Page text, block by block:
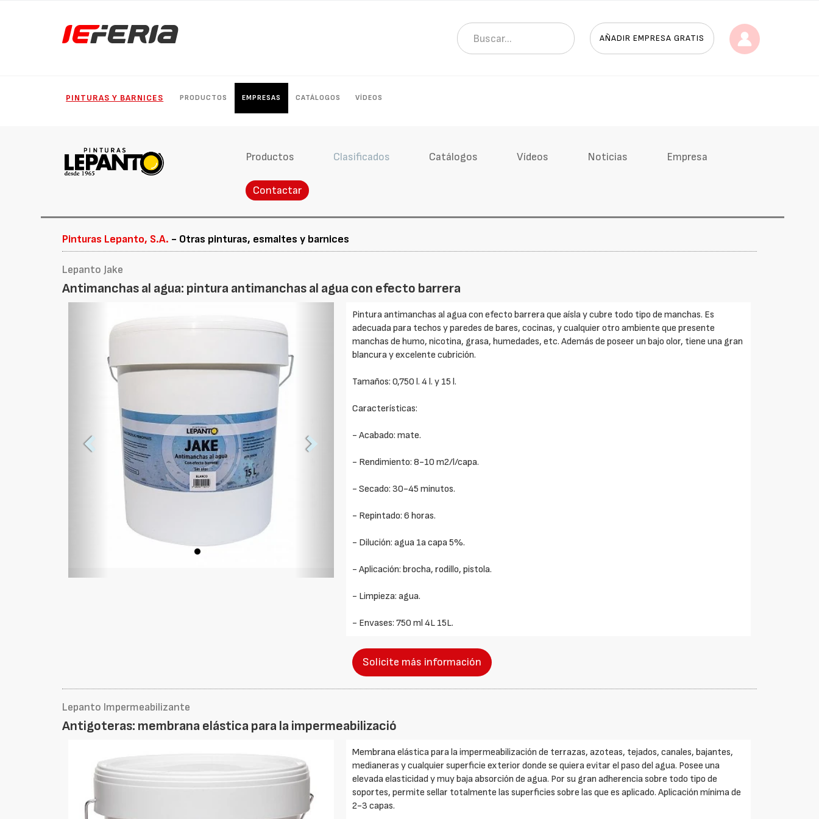
AÑADIR EMPRESA GRATIS
PINTURAS Y BARNICES PRODUCTOS EMPRESAS CATÁLOGOS VÍDEOS
Productos Clasificados Catálogos Vídeos Noticias Empresa
Contactar
Pinturas Lepanto, S.A. - Otras pinturas, esmaltes y barnices
Lepanto Jake
Antimanchas al agua: pintura antimanchas al agua con efecto barrera
Anterior
Siguiente
Pintura antimanchas al agua con efecto barrera que aísla y cubre todo tipo de manchas. Es
adecuada para techos y paredes de bares, cocinas, y cualquier otro ambiente que presente
manchas de humo, nicotina, grasa, humedades, etc. Además de poseer un bajo olor, tiene una gran
blancura y excelente cubrición.
Tamaños: 0,750 l. 4 l. y 15 l.
Características:
- Acabado: mate.
- Rendimiento: 8-10 m2/l/capa.
- Secado: 30-45 minutos.
- Repintado: 6 horas.
- Dilución: agua 1a capa 5%.
- Aplicación: brocha, rodillo, pistola.
- Limpieza: agua.
- Envases: 750 ml 4L 15L.
Solicite más información
Lepanto Impermeabilizante
Antigoteras: membrana elástica para la impermeabilizació
Membrana elástica para la impermeabilización de terrazas, azoteas, tejados, canales, bajantes,
medianeras y cualquier superficie exterior donde se quiera evitar el paso del agua. Posee una
elevada elasticidad y muy baja absorción de agua. Por su gran adherencia sobre todo tipo de
soportes, permite sellar totalmente las superficies sobre las que es aplicado. Aplicación mínima de
2-3 capas.